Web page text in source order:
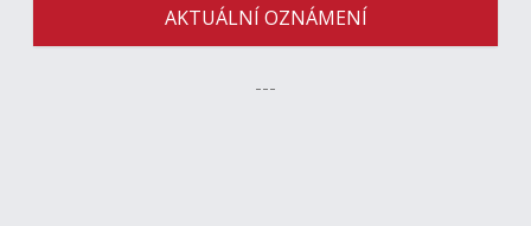
AKTUÁLNÍ OZNÁMENÍ
---